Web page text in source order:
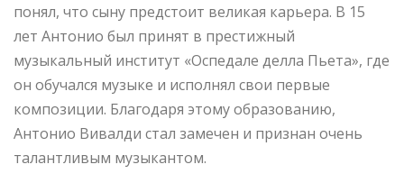
понял, что сыну предстоит великая карьера. В 15
лет Антонио был принят в престижный
музыкальный институт «Оспедале делла Пьета», где
он обучался музыке и исполнял свои первые
композиции. Благодаря этому образованию,
Антонио Вивалди стал замечен и признан очень
талантливым музыкантом.